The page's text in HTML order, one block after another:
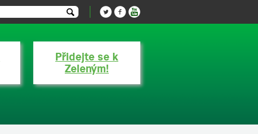
Přidejte se k
Zeleným!